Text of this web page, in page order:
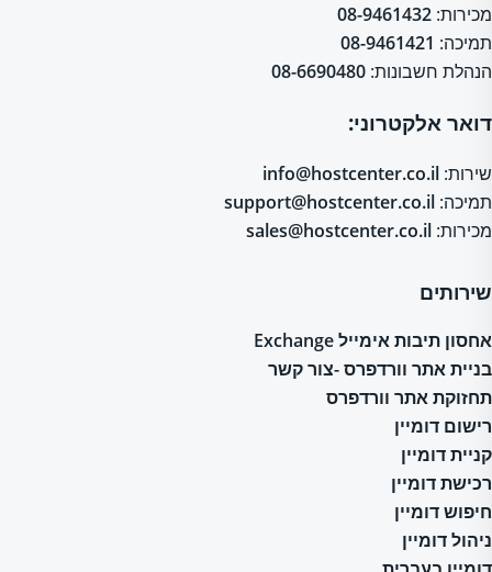
מכירות: 08-9461432
תמיכה: 08-9461421
הנהלת חשבונות: 08-6690480
דואר אלקטרוני:
שירות: info@hostcenter.co.il
תמיכה: support@hostcenter.co.il
מכירות: sales@hostcenter.co.il
שירותים
אחסון תיבות אימייל Exchange
בניית אתר וורדפרס -צור קשר
תחזוקת אתר וורדפרס
רישום דומיין
קניית דומיין
רכישת דומיין
חיפוש דומיין
ניהול דומיין